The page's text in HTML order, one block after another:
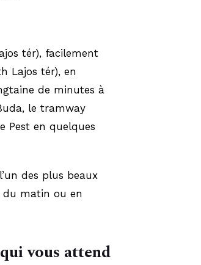
tér), facilement
Lajos tér), en
de minutes à
le tramway
Pest en quelques
des plus beaux
du matin ou en
vous attend